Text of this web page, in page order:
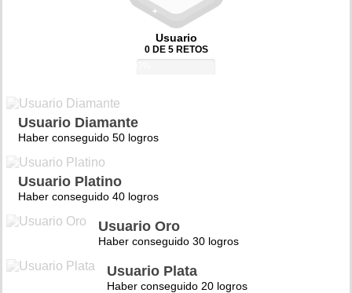
Usuario
0 DE 5 RETOS
Usuario Diamante
Haber conseguido 50 logros
Usuario Platino
Haber conseguido 40 logros
Usuario Oro
Haber conseguido 30 logros
Usuario Plata
Haber conseguido 20 logros